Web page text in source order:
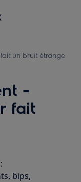
un bruit étrange
-
fait
bips,